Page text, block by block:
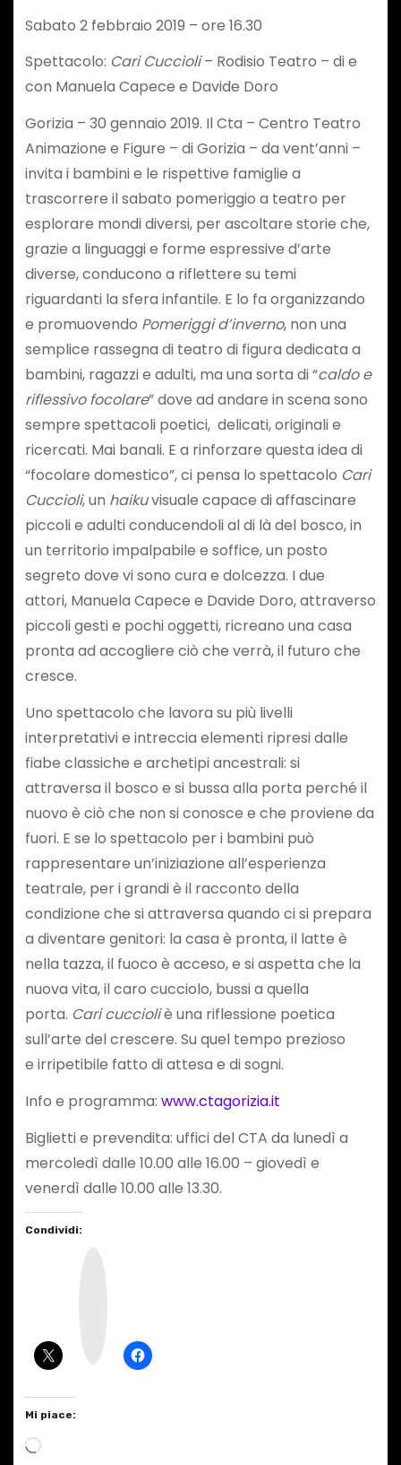
Sabato 2 febbraio 2019 – ore 16.30
Spettacolo: Cari Cuccioli– Rodisio Teatro – di e
con Manuela Capece e Davide Doro
Gorizia – 30 gennaio 2019. Il Cta – Centro Teatro
Animazione e Figure – di Gorizia – da vent’anni –
invita i bambini e le rispettive famiglie a
trascorrere il sabato pomeriggio a teatro per
esplorare mondi diversi, per ascoltare storie che,
grazie a linguaggi e forme espressive d’arte
diverse, conducono a riflettere su temi
riguardanti la sfera infantile. E lo fa organizzando
e promuovendo Pomeriggi d’inverno, non una
semplice rassegna di teatro di figura dedicata a
bambini, ragazzi e adulti, ma una sorta di “caldo e
riflessivo focolare” dove ad andare in scena sono
sempre spettacoli poetici, delicati, originali e
ricercati. Mai banali. E a rinforzare questa idea di
“focolare domestico”, ci pensa lo spettacolo Cari
Cuccioli, un haikuvisuale capace di affascinare
piccoli e adulti conducendoli al di là del bosco, in
un territorio impalpabile e soffice, un posto
segreto dove vi sono cura e dolcezza. I due
attori, Manuela Capece e Davide Doro, attraverso
piccoli gesti e pochi oggetti, ricreano una casa
pronta ad accogliere ciò che verrà, il futuro che
cresce.
Uno spettacolo che lavora su più livelli
interpretativi e intreccia elementi ripresi dalle
fiabe classiche e archetipi ancestrali: si
attraversa il bosco e si bussa alla porta perché il
nuovo è ciò che non si conosce e che proviene da
fuori. E se lo spettacolo per i bambini può
rappresentare un’iniziazione all’esperienza
teatrale, per i grandi è il racconto della
condizione che si attraversa quando ci si prepara
a diventare genitori: la casa è pronta, il latte è
nella tazza, il fuoco è acceso, e si aspetta che la
nuova vita, il caro cucciolo, bussi a quella
porta. Cari cuccioliè una riflessione poetica
sull’arte del crescere. Su quel tempo prezioso
e irripetibile fatto di attesa e di sogni.
Info e programma: www.ctagorizia.it
Biglietti e prevendita: uffici del CTA da lunedì a
mercoledì dalle 10.00 alle 16.00 – giovedì e
venerdì dalle 10.00 alle 13.30.
Condividi:
Mi piace:
C